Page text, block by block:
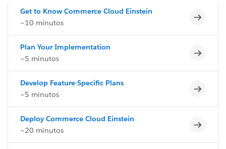
Get to Know Commerce Cloud Einstein
~10 minutos
Plan Your Implementation
~5 minutos
Develop Feature-Specific Plans
~5 minutos
Deploy Commerce Cloud Einstein
~20 minutos